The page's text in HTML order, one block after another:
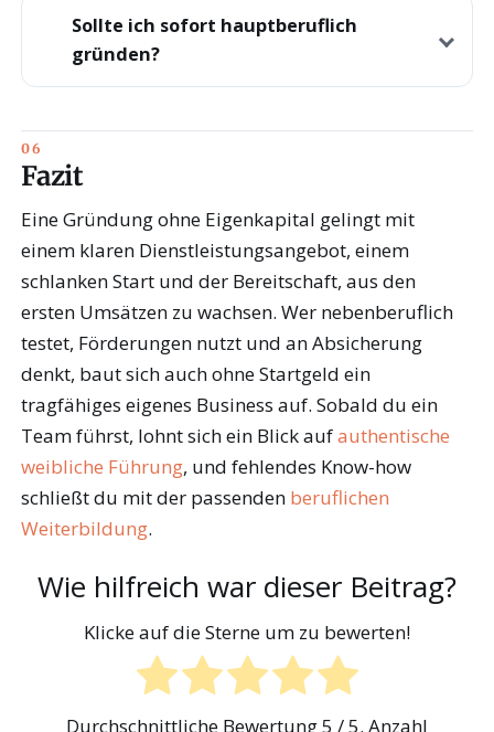
Sollte ich sofort hauptberuflich
gründen?
Fazit
Eine Gründung ohne Eigenkapital gelingt mit
einem klaren Dienstleistungsangebot, einem
schlanken Start und der Bereitschaft, aus den
ersten Umsätzen zu wachsen. Wer nebenberuflich
testet, Förderungen nutzt und an Absicherung
denkt, baut sich auch ohne Startgeld ein
tragfähiges eigenes Business auf. Sobald du ein
Team führst, lohnt sich ein Blick aufauthentische
weibliche Führung, und fehlendes Know-how
schließt du mit der passenden beruflichen
Weiterbildung.
Wie hilfreich war dieser Beitrag?
Klicke auf die Sterne um zu bewerten!
Durchschnittliche Bewertung5 / 5. Anzahl